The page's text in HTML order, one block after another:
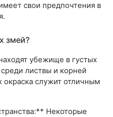
свои предпочтения в
змей?
убежище в густых
листвы и корней
окраска служит отличным
Некоторые